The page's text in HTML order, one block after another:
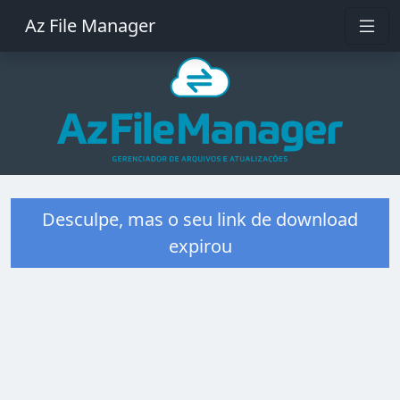
Az File Manager
Desculpe, mas o seu link de download
expirou